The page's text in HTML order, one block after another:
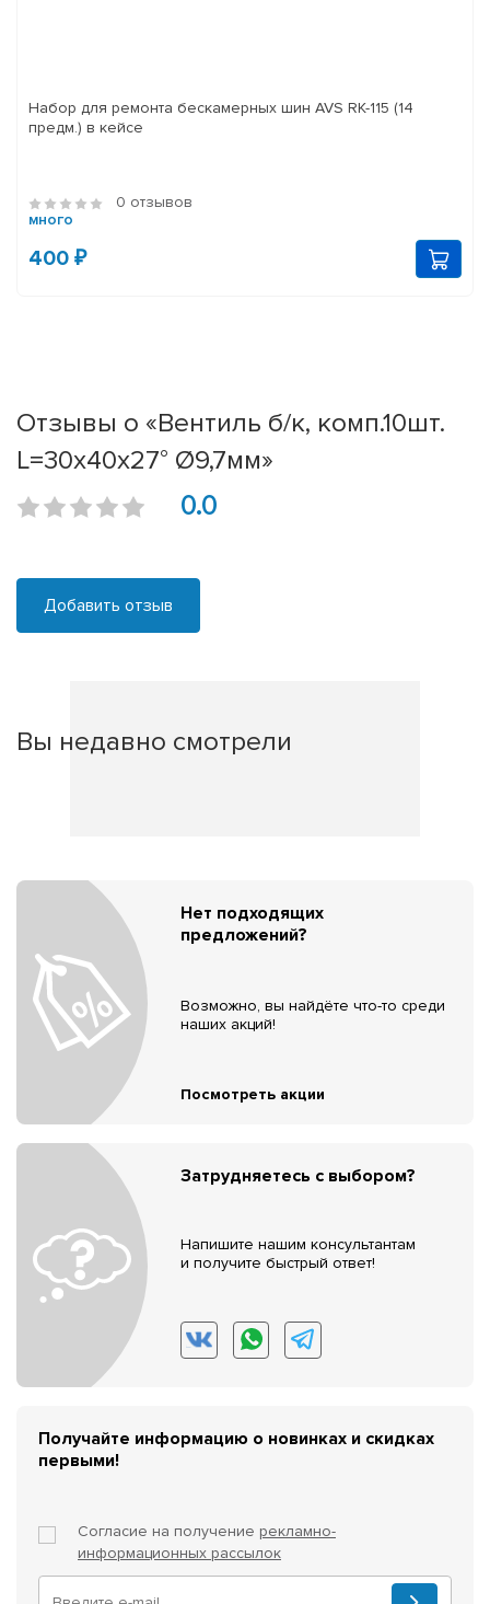
Набор для ремонта бескамерных шин AVS RK-115 (14
предм.) в кейсе
0 отзывов
много
400 ₽
Отзывы о «Вентиль б/к, комп.10шт.
L=30x40x27° Ø9,7мм»
0.0
Добавить отзыв
Вы недавно смотрели
Нет подходящих
предложений?
Возможно, вы найдёте что-то среди
наших акций!
Посмотреть акции
Затрудняетесь с выбором?
Напишите нашим консультантам
и получите быстрый ответ!
Получайте информацию о новинках и скидках
первыми!
Согласие на получение рекламно-
информационных рассылок